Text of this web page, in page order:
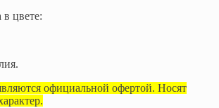
в цвете:
официальной офертой. Носят